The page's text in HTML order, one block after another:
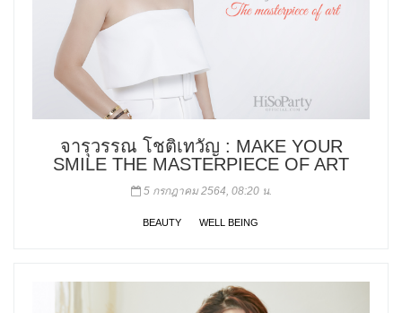
จารุวรรณ โชติเทวัญ : MAKE YOUR
SMILE THE MASTERPIECE OF ART
5 กรกฎาคม 2564, 08:20 น.
BEAUTY WELL BEING